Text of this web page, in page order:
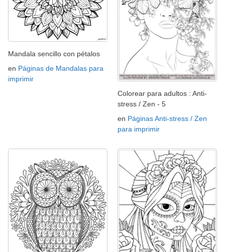
Mandala sencillo con pétalos
en Páginas de Mandalas para
imprimir
Colorear para adultos : Anti-
stress / Zen - 5
en Páginas Anti-stress / Zen
para imprimir